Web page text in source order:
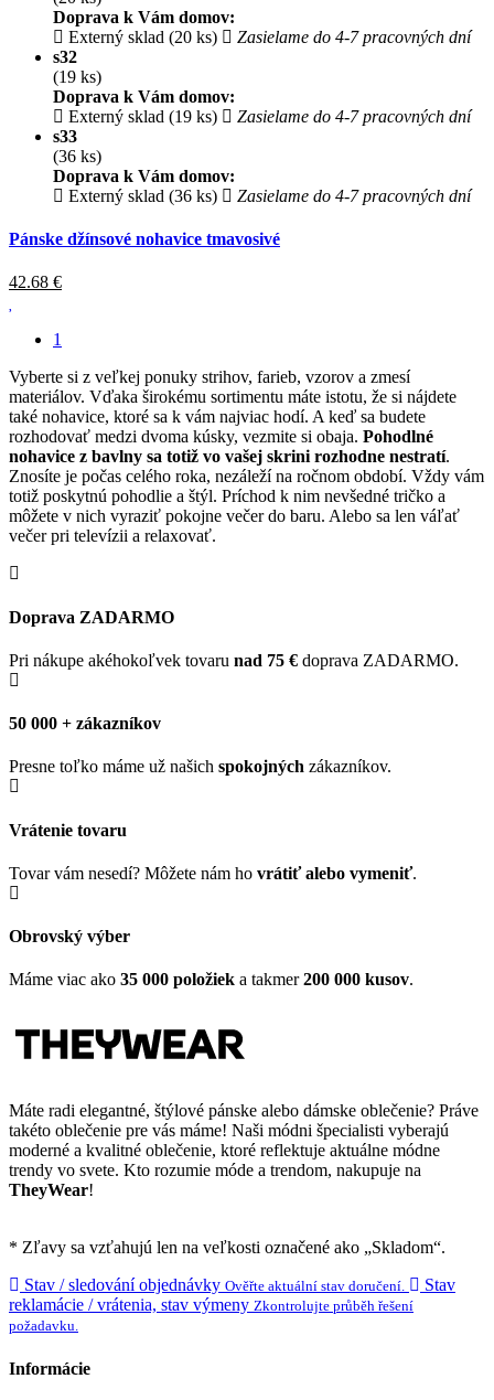
Doprava k Vám domov:
Externý sklad (20 ks)
Zasielame do 4-7 pracovných dní
s32
(19 ks)
Doprava k Vám domov:
Externý sklad (19 ks)
Zasielame do 4-7 pracovných dní
s33
(36 ks)
Doprava k Vám domov:
Externý sklad (36 ks)
Zasielame do 4-7 pracovných dní
Pánske džínsové nohavice tmavosivé
42.68 €
1
Vyberte si z veľkej ponuky strihov, farieb, vzorov a zmesí
materiálov. Vďaka širokému sortimentu máte istotu, že si nájdete
také nohavice, ktoré sa k vám najviac hodí. A keď sa budete
rozhodovať medzi dvoma kúsky, vezmite si obaja. Pohodlné
nohavice z bavlny sa totiž vo vašej skrini rozhodne nestratí.
Znosíte je počas celého roka, nezáleží na ročnom období. Vždy vám
totiž poskytnú pohodlie a štýl. Príchod k nim nevšedné tričko a
môžete v nich vyraziť pokojne večer do baru. Alebo sa len váľať
večer pri televízii a relaxovať.
Doprava ZADARMO
Pri nákupe akéhokoľvek tovaru nad 75 € doprava ZADARMO.
50 000 + zákazníkov
Presne toľko máme už našich spokojných zákazníkov.
Vrátenie tovaru
Tovar vám nesedí? Môžete nám ho vrátiť alebo vymeniť.
Obrovský výber
Máme viac ako 35 000 položiek a takmer200 000 kusov.
Máte radi elegantné, štýlové pánske alebo dámske oblečenie? Práve
takéto oblečenie pre vás máme! Naši módni špecialisti vyberajú
moderné a kvalitné oblečenie, ktoré reflektuje aktuálne módne
trendy vo svete. Kto rozumie móde a trendom, nakupuje na
TheyWear!
* Zľavy sa vzťahujú len na veľkosti označené ako „Skladom“.
Stav / sledování objednávky Ověřte aktuální stav doručení.
Stav
reklamácie / vrátenia, stav výmeny Zkontrolujte průběh řešení
požadavku.
Informácie